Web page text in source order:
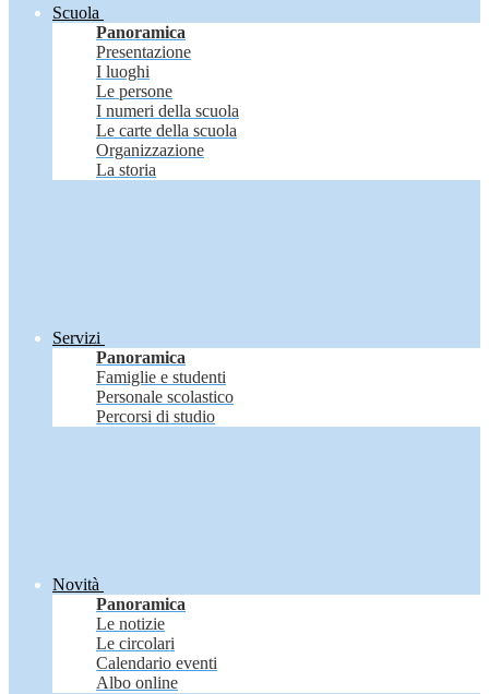
Scuola
Panoramica
Presentazione
I luoghi
Le persone
I numeri della scuola
Le carte della scuola
Organizzazione
La storia
Servizi
Panoramica
Famiglie e studenti
Personale scolastico
Percorsi di studio
Novità
Panoramica
Le notizie
Le circolari
Calendario eventi
Albo online